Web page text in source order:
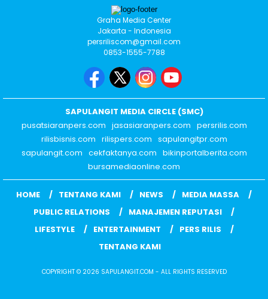
Graha Media Center
Jakarta - Indonesia
persriliscom@gmail.com
0853-1555-7788
SAPULANGIT MEDIA CIRCLE (SMC)
pusatsiaranpers.com jasasiaranpers.com persrilis.com
rilisbisnis.com rilispers.com sapulangitpr.com
sapulangit.com cekfaktanya.com bikinportalberita.com
bursamediaonline.com
HOME TENTANG KAMI NEWS
MEDIA MASSA
PUBLIC RELATIONS
MANAJEMEN REPUTASI
LIFESTYLE
ENTERTAINMENT
PERS RILIS
TENTANG KAMI
COPYRIGHT © 2026 SAPULANGIT.COM - ALL RIGHTS RESERVED